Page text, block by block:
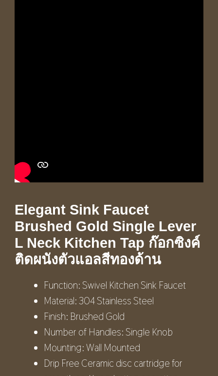
Elegant Sink Faucet
Brushed Gold Single Lever
L Neck Kitchen Tap ก๊อกซิงค์
ติดผนังตัวแอลสีทองด้าน
Function: Swivel Kitchen Sink Faucet
Material: 304 Stainless Steel
Finish: Brushed Gold
Number of Handles: Single Knob
Mounting: Wall Mounted
Drip Free Ceramic disc cartridge for